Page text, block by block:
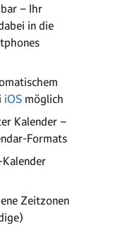
– Ihr
in die
iOS möglich
Kalender –
Formats
Zeitzonen